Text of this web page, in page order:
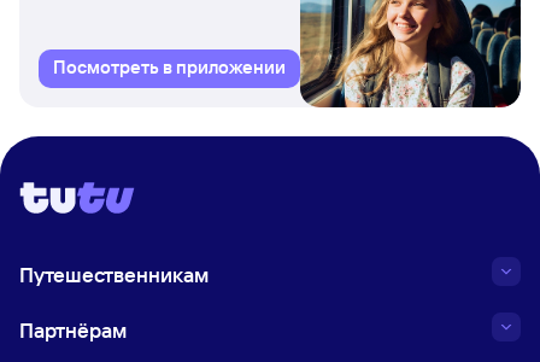
Посмотреть в приложении
Путешественникам
Партнёрам